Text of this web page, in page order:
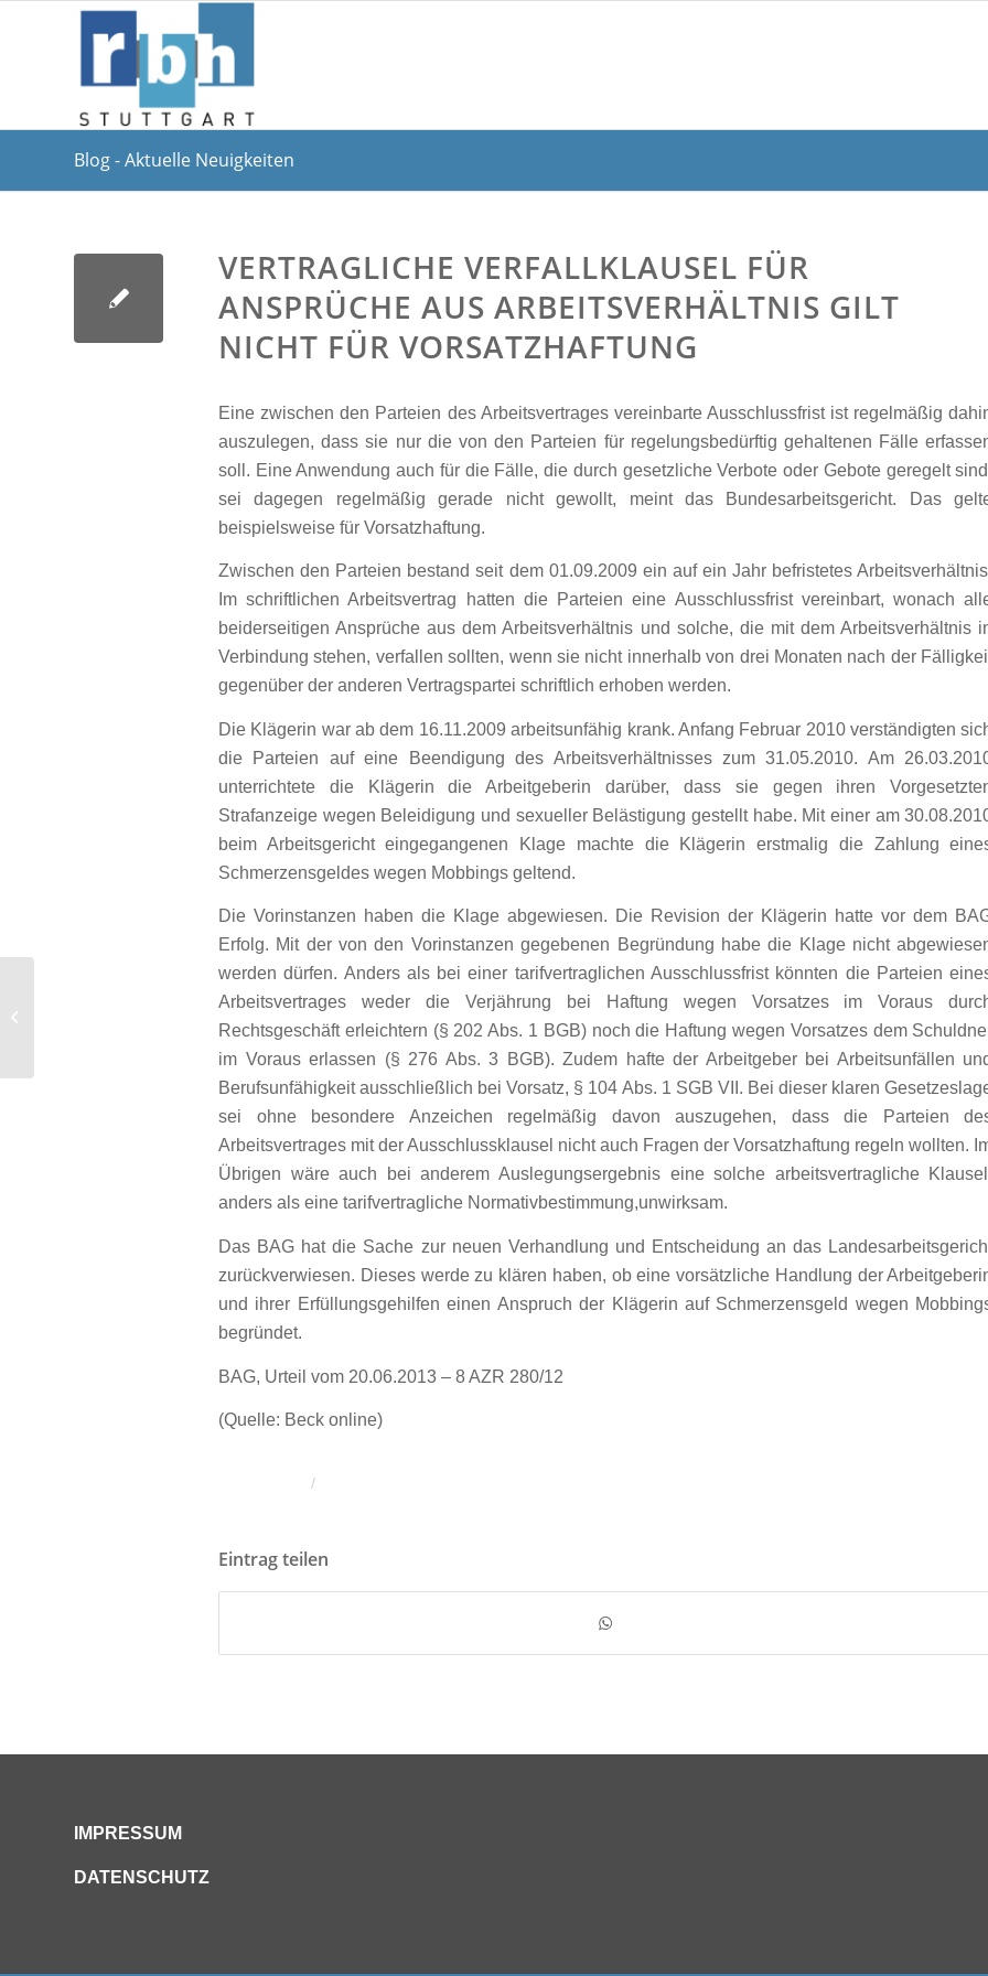
Blog - Aktuelle Neuigkeiten
VERTRAGLICHE VERFALLKLAUSEL FÜR
ANSPRÜCHE AUS ARBEITSVERHÄLTNIS GILT
NICHT FÜR VORSATZHAFTUNG
Eine zwischen den Parteien des Arbeitsvertrages vereinbarte Ausschlussfrist ist regelmäßig
auszulegen, dass sie nur die von den Parteien für regelungsbedürftig gehaltenen Fälle
soll. Eine Anwendung auch für die Fälle, die durch gesetzliche Verbote oder Gebote geregelt
sei dagegen regelmäßig gerade nicht gewollt, meint das Bundesarbeitsgericht. Das
beispielsweise für Vorsatzhaftung.
Zwischen den Parteien bestand seit dem 01.09.2009 ein auf ein Jahr befristetes
Im schriftlichen Arbeitsvertrag hatten die Parteien eine Ausschlussfrist vereinbart, wonach
beiderseitigen Ansprüche aus dem Arbeitsverhältnis und solche, die mit dem Arbeitsverhältnis
Verbindung stehen, verfallen sollten, wenn sie nicht innerhalb von drei Monaten nach der
gegenüber der anderen Vertragspartei schriftlich erhoben werden.
Die Klägerin war ab dem 16.11.2009 arbeitsunfähig krank. Anfang Februar 2010 verständigten
die Parteien auf eine Beendigung des Arbeitsverhältnisses zum 31.05.2010. Am
unterrichtete die Klägerin die Arbeitgeberin darüber, dass sie gegen ihren
Strafanzeige wegen Beleidigung und sexueller Belästigung gestellt habe. Mit einer am
beim Arbeitsgericht eingegangenen Klage machte die Klägerin erstmalig die Zahlung
Schmerzensgeldes wegen Mobbings geltend.
Die Vorinstanzen haben die Klage abgewiesen. Die Revision der Klägerin hatte vor dem
Erfolg. Mit der von den Vorinstanzen gegebenen Begründung habe die Klage nicht
werden dürfen. Anders als bei einer tarifvertraglichen Ausschlussfrist könnten die Parteien
Arbeitsvertrages weder die Verjährung bei Haftung wegen Vorsatzes im Voraus
Rechtsgeschäft erleichtern (§ 202 Abs. 1 BGB) noch die Haftung wegen Vorsatzes dem
im Voraus erlassen (§ 276 Abs. 3 BGB). Zudem hafte der Arbeitgeber bei Arbeitsunfällen
Berufsunfähigkeit ausschließlich bei Vorsatz, § 104 Abs. 1 SGB VII. Bei dieser klaren
sei ohne besondere Anzeichen regelmäßig davon auszugehen, dass die Parteien
Arbeitsvertrages mit der Ausschlussklausel nicht auch Fragen der Vorsatzhaftung regeln wollten.
Übrigen wäre auch bei anderem Auslegungsergebnis eine solche arbeitsvertragliche
anders als eine tarifvertragliche Normativbestimmung,unwirksam.
Das BAG hat die Sache zur neuen Verhandlung und Entscheidung an das
zurückverwiesen. Dieses werde zu klären haben, ob eine vorsätzliche Handlung der
und ihrer Erfüllungsgehilfen einen Anspruch der Klägerin auf Schmerzensgeld wegen
begründet.
BAG, Urteil vom 20.06.2013 – 8 AZR 280/12
(Quelle: Beck online)
/
Eintrag teilen
IMPRESSUM
DATENSCHUTZ
Frühkindliche Förderung: Endlich ein